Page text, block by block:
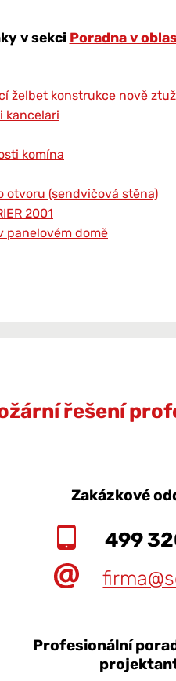
v sekci Poradna v
želbet konstrukce nově
kancelari
komína
otvoru (sendvičová stěna)
2001
panelovém domě
řešení
Zakázkové
499
Profesionální